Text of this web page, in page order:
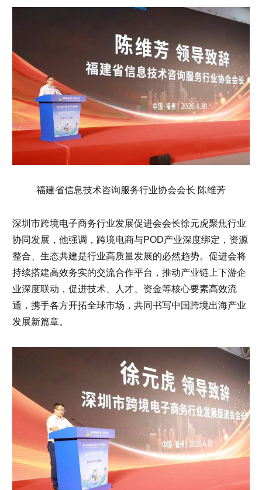
福建省信息技术咨询服务行业协会会长 陈维芳
深圳市跨境电子商务行业发展促进会会长徐元虎聚焦行业
协同发展，他强调，跨境电商与POD产业深度绑定，资源
整合、生态共建是行业高质量发展的必然趋势。促进会将
持续搭建高效务实的交流合作平台，推动产业链上下游企
业深度联动，促进技术、人才、资金等核心要素高效流
通，携手各方开拓全球市场，共同书写中国跨境出海产业
发展新篇章。